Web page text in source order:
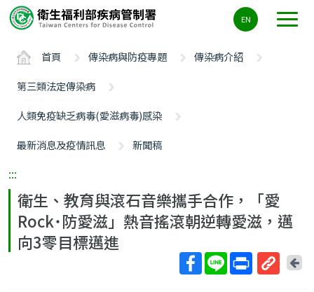
要
ALT+C
EN
首頁 傳染病與防疫專題
傳染病介紹
第三類法定傳染病
人類免疫缺乏病毒(愛滋病毒)感染
最新消息及疫情訊息
新聞稿
:::
衛生、教育與滾石音樂攜手合作，「愛
Rock˙防愛滋」熱音搖滾朝逆轉愛滋，邁
向3零目標邁進
回